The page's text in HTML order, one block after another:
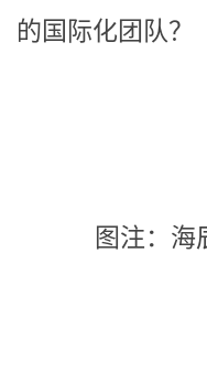
的国际化团队？
图注：海